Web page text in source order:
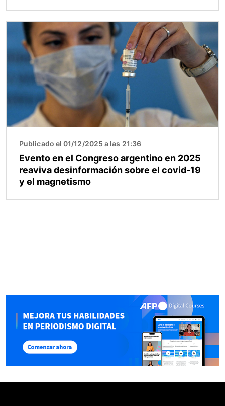
Imagen
Publicado el 01/12/2025 a las 21:36
Evento en el Congreso argentino en 2025
reaviva desinformación sobre el covid-19
y el magnetismo